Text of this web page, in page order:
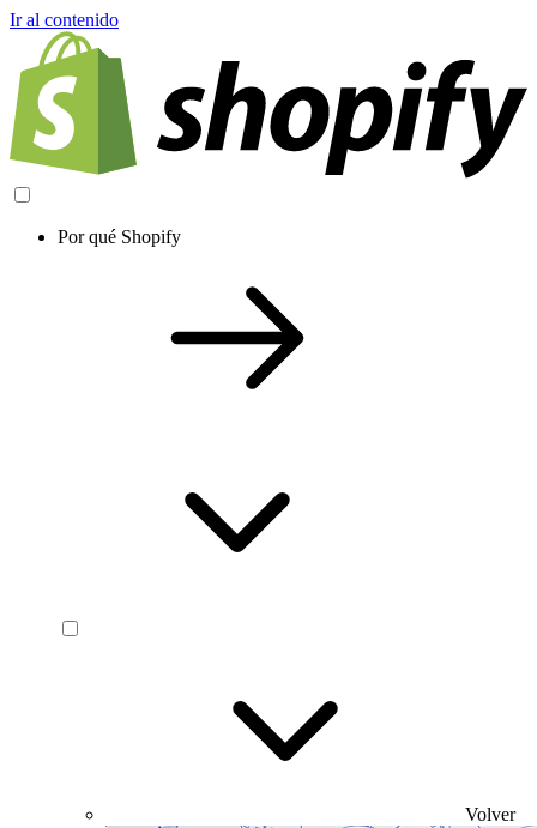
Ir al contenido
Por qué Shopify
Volver